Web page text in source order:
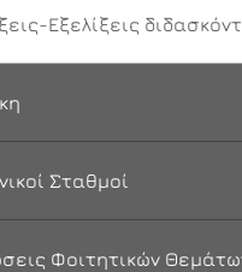
Εξελίξεις
Σταθμοί
Φοιτητικών